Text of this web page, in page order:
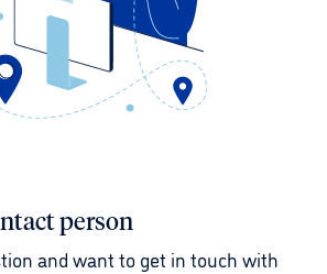
person
and want to get in touch with